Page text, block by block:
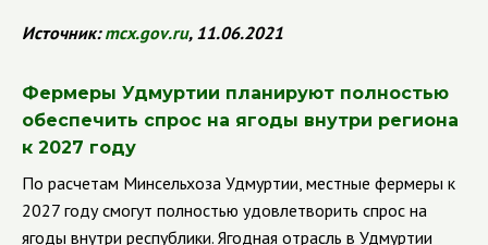
Источник:mcx.gov.ru, 11.06.2021
Фермеры Удмуртии планируют полностью
обеспечить спрос на ягоды внутри региона
к 2027 году
По расчетам Минсельхоза Удмуртии, местные фермеры к
2027 году смогут полностью удовлетворить спрос на
ягоды внутри республики. Ягодная отрасль в Удмуртии